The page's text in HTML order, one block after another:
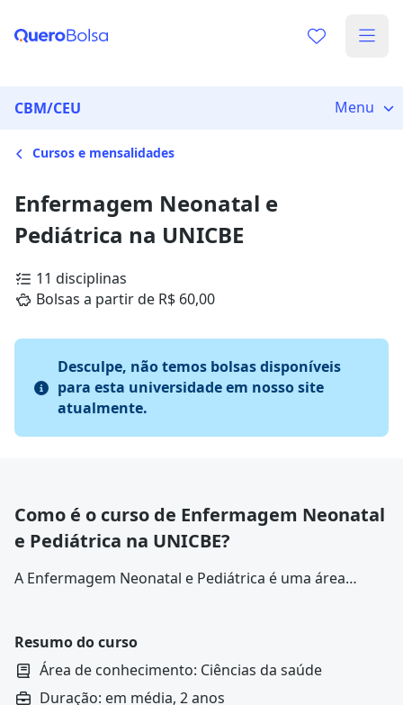
CBM/CEU Menu
Cursos e mensalidades
Enfermagem Neonatal e
Pediátrica na UNICBE
11 disciplinas
Bolsas a partir de R$ 60,00
Desculpe, não temos bolsas disponíveis
para esta universidade em nosso site
atualmente.
Como é o curso de Enfermagem Neonatal
e Pediátrica na UNICBE?
A Enfermagem Neonatal e Pediátrica é uma área
abrangendo desde o período neonatal até a
adolescência.
Resumo do curso
Área de conhecimento: Ciências da saúde
Duração: em média, 2 anos